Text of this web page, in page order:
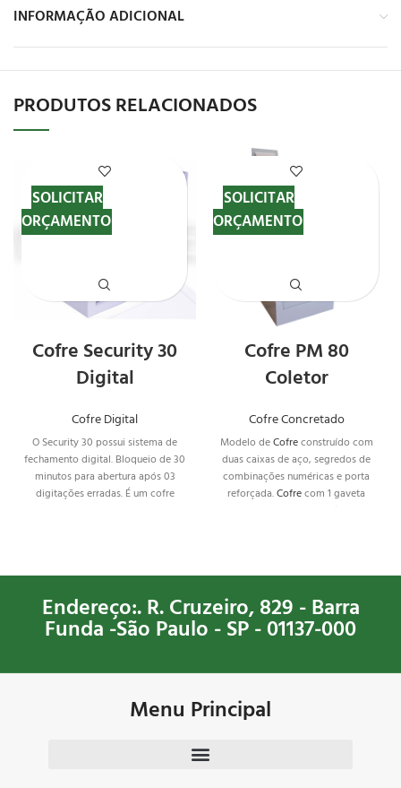
INFORMAÇÃO ADICIONAL
PRODUTOS RELACIONADOS
Cofre Security 30
Digital
Cofre Digital
O Security 30 possui sistema de
fechamento digital. Bloqueio de 30
minutos para abertura após 03
digitações erradas. É um cofre
SOLICITAR
ORÇAMENTO
Cofre PM 80
Coletor
Cofre Concretado
Modelo deCofreconstruído com
duas caixas de aço, segredos de
combinações numéricas e porta
reforçada.Cofrecom 1 gaveta
central que forma um vão para
SOLICITAR
ORÇAMENTO
Endereço:. R. Cruzeiro, 829 - Barra
Funda -São Paulo - SP - 01137-000
Menu Principal